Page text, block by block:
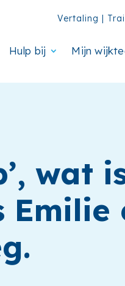
Vertaling |
Hulp bij Mijn
wat